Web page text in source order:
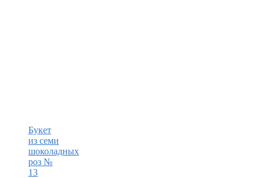
Букет
из семи
шоколадных
роз №
13